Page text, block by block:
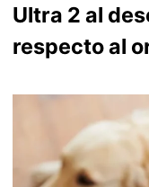
Ultra 2 al
respecto al